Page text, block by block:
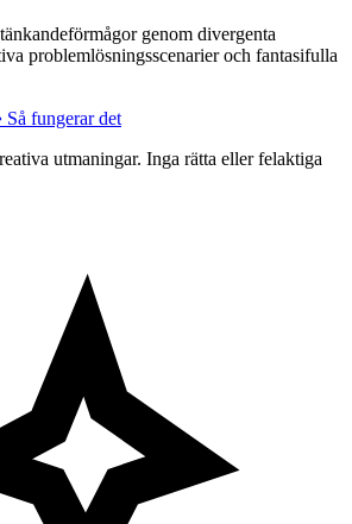
genom divergenta
problemlösningsscenarier och fantasifulla
Så fungerar det
utmaningar. Inga rätta eller felaktiga